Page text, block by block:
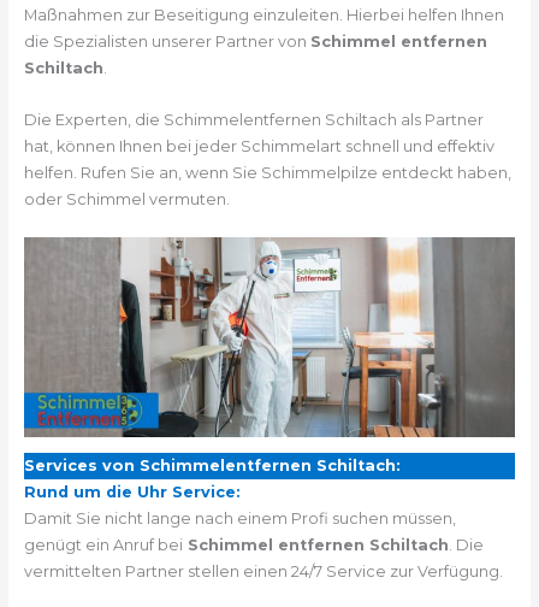
Maßnahmen zur Beseitigung einzuleiten. Hierbei helfen Ihnen
die Spezialisten unserer Partner von Schimmel entfernen
Schiltach.
Die Experten, die Schimmelentfernen Schiltach als Partner
hat, können Ihnen bei jeder Schimmelart schnell und effektiv
helfen. Rufen Sie an, wenn Sie Schimmelpilze entdeckt haben,
oder Schimmel vermuten.
Services von Schimmelentfernen Schiltach:
Rund um die Uhr Service:
Damit Sie nicht lange nach einem Profi suchen müssen,
genügt ein Anruf bei Schimmel entfernen Schiltach . Die
vermittelten Partner stellen einen 24/7 Service zur Verfügung.